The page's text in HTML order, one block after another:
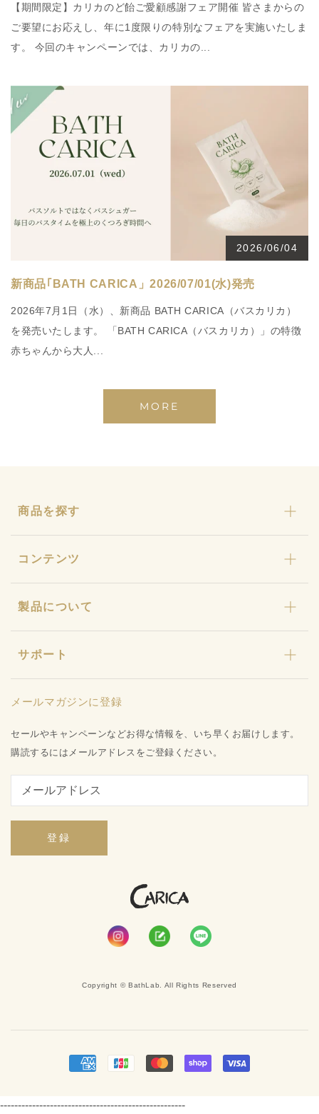
【期間限定】カリカのど飴ご愛顧感謝フェア開催 皆さまからの
ご要望にお応えし、年に1度限りの特別なフェアを実施いたしま
す。 今回のキャンペーンでは、カリカの...
2026/06/04
新商品｢BATH CARICA」2026/07/01(水)発売
2026年7月1日（水）、新商品 BATH CARICA（バスカリカ）
を発売いたします。 「BATH CARICA（バスカリカ）」の特徴
赤ちゃんから大人...
MORE
商品を探す
おまとめセット
わんにゃんカリカ
カリカ石鹸・カリカ浴
ギフト
キャンペーン
コンテンツ
ストーリー
カリカセラピ定期便
カリカセラピ定期便のご利用ガイド
お知らせ
お問い合わせ
製品について
店舗型販売店様募集
品質保証への取り組み
サポート
特定商取引法に基づく表記
会社概要
ご利用ガイド
メールマガジンに登録
セールやキャンペーンなどお得な情報を、いち早くお届けします。
購読するにはメールアドレスをご登録ください。
登録
Copyright © BathLab. All Rights Reserved
----------------------------------------------------